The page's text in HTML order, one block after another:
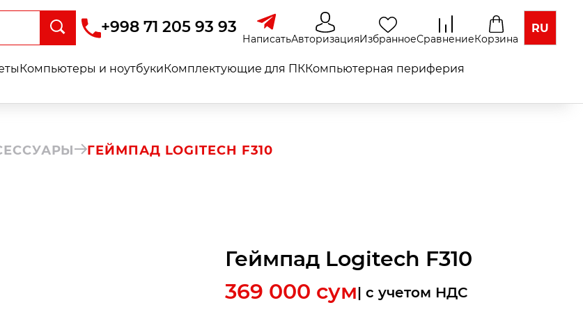
+998 71 205 93 93
НаписатьАвторизацияИзбранноеСравнениеКорзина
RU
Компьютеры и ноутбукиКомплектующие для ПККомпьютерная периферия
ГЕЙМПАД LOGITECH F310
Геймпад Logitech F310
369 000 сум| c учетом НДС